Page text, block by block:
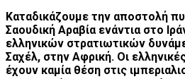
Καταδικάζουμε την αποστολή
Σαουδική Αραβία ενάντια στο
ελληνικών στρατιωτικών
Σαχέλ, στην Αφρική. Οι
έχουν καμία θέση στις